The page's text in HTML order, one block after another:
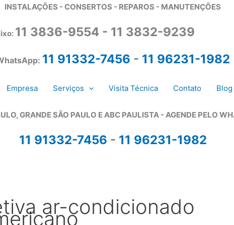
INSTALAÇÕES - CONSERTOS - REPAROS - MANUTENÇÕES
11 3836-9554 - 11 3832-9239
11 91332-7456 - 11 96231-1982
Empresa Serviços Visita Técnica Contato
GRANDE SÃO PAULO E ABC PAULISTA - AGENDE PELO
11 91332-7456 - 11 96231-1982
ar-condicionado